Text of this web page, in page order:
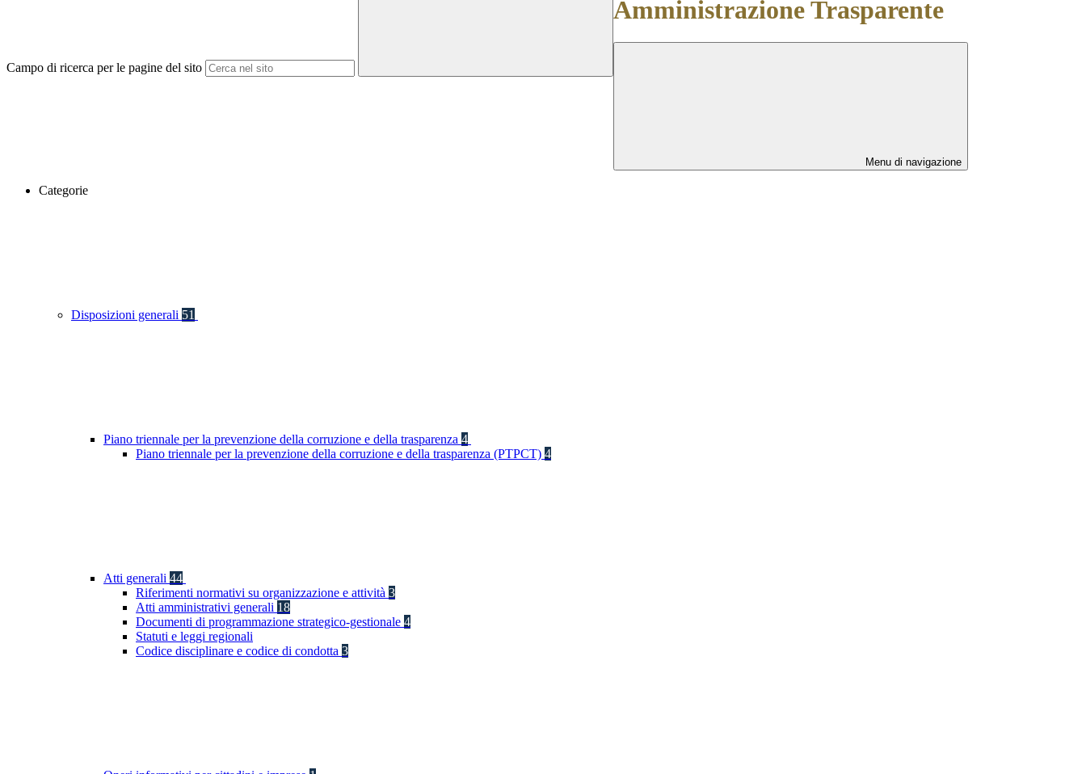
Campo di ricerca per le pagine del sito
Amministrazione Trasparente
Menu di navigazione
Categorie
Disposizioni generali 51
Piano triennale per la prevenzione della corruzione e della trasparenza 4
Piano triennale per la prevenzione della corruzione e della trasparenza (PTPCT) 4
Atti generali 44
Riferimenti normativi su organizzazione e attività 3
Atti amministrativi generali 18
Documenti di programmazione strategico-gestionale 4
Statuti e leggi regionali
Codice disciplinare e codice di condotta 3